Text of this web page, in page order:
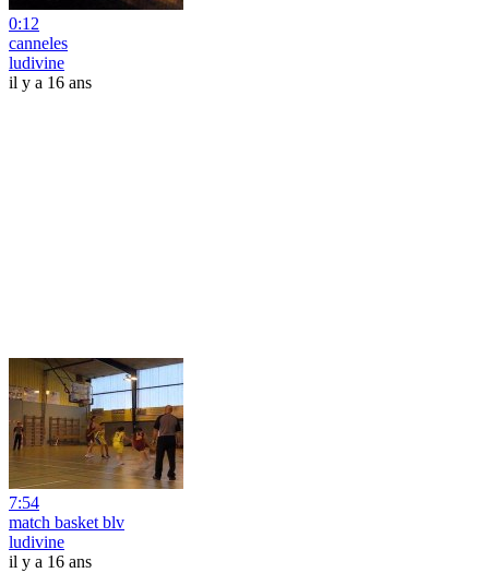
0:12
canneles
ludivine
il y a 16 ans
7:54
match basket blv
ludivine
il y a 16 ans